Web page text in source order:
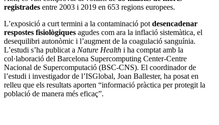
registrades entre 2003 i 2019 en 653 regions europees.
L’exposició a curt termini a la contaminació pot desencadenar
respostes fisiològiques agudes com ara la inflació sistemàtica, el
desequilibri autonòmic i l’augment de la coagulació sanguínia.
L’estudi s’ha publicat a Nature Health i ha comptat amb la
col·laboració del Barcelona Supercomputing Center-Centre
Nacional de Supercomputació (BSC-CNS). El coordinador de
l’estudi i investigador de l’ISGlobal, Joan Ballester, ha posat en
relleu que els resultats aporten “informació pràctica per protegit la
població de manera més eficaç”.